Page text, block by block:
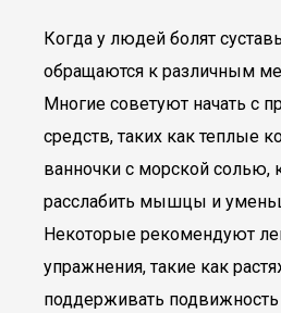
Когда у людей болят
обращаются к различным
Многие советуют начать с
средств, таких как теплые
ванночки с морской солью,
расслабить мышцы и
Некоторые рекомендуют
упражнения, такие как
поддерживать подвижность